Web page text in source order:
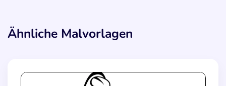
Ähnliche Malvorlagen